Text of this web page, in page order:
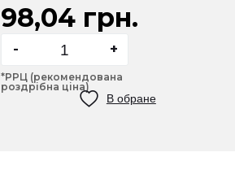
98,04 грн.
- +
*РРЦ (рекомендована
роздрібна ціна)
В обране